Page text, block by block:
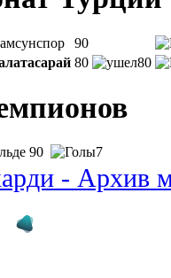
90
80 80
90 7
- Архив